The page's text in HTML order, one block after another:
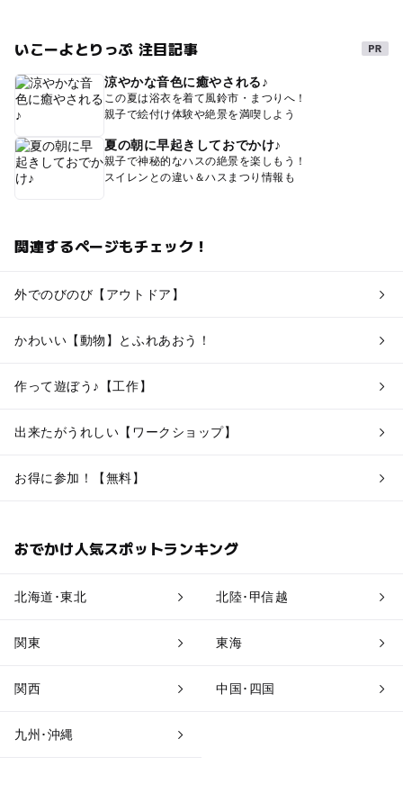
いこーよとりっぷ 注目記事
涼やかな音色に癒やされる♪
この夏は浴衣を着て風鈴市・まつりへ！
親子で絵付け体験や絶景を満喫しよう
夏の朝に早起きしておでかけ♪
親子で神秘的なハスの絶景を楽しもう！
スイレンとの違い＆ハスまつり情報も
関連するページもチェック！
外でのびのび【アウトドア】
かわいい【動物】とふれあおう！
作って遊ぼう♪【工作】
出来たがうれしい【ワークショップ】
お得に参加！【無料】
おでかけ人気スポットランキング
北海道･東北 北陸･甲信越
関東 東海
関西 中国･四国
九州･沖縄